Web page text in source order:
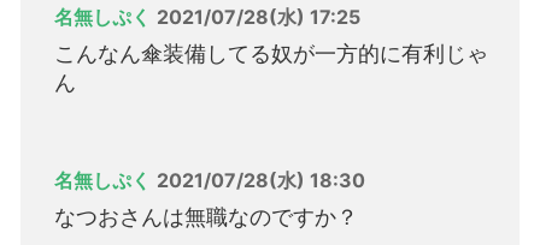
名無しぷく 2021/07/28(水) 17:25
こんなん傘装備してる奴が一方的に有利じゃ
ん
名無しぷく 2021/07/28(水) 18:30
なつおさんは無職なのですか？